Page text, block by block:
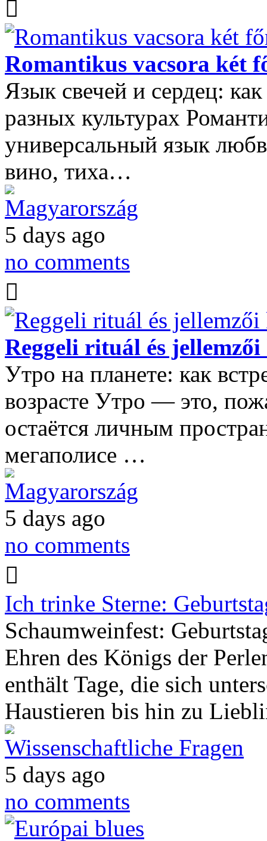
Romantikus vacsora két
Язык свечей и сердец:
разных культурах
универсальный язык
вино, тиха…
Magyarország
5 days ago
no comments
Reggeli rituál és
Утро на планете: как
возрасте Утро — это,
остаётся личным
мегаполисе …
Magyarország
5 days ago
no comments
Ich trinke Sterne:
Schaumweinfest:
Ehren des Königs der
enthält Tage, die sich
Haustieren bis hin zu
Wissenschaftliche Fragen
5 days ago
no comments